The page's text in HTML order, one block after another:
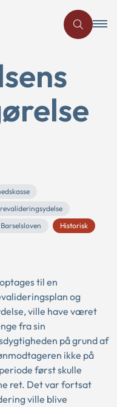
Barselsloven Historisk
til en
og
ville have været
fra sin
på grund af
ikke på
først skulle
ret. Det var fortsat
ville blive